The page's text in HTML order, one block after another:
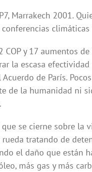
Marrakech 2001.
conferencias
y 17 aumentos
la escasa efectividad
de París.
de la humanidad ni
se cierne sobre la
tratando de
el daño que están
más gas y más